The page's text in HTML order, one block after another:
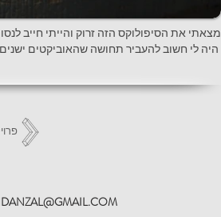
.מצאתי את הסיפולוקס הזה זרוק והייתי חייב